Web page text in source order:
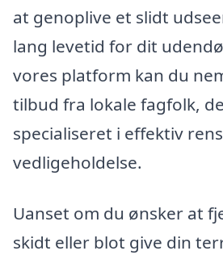
at genoplive et slidt
lang levetid for dit
vores platform kan du
tilbud fra lokale fagfolk,
specialiseret i effektiv
vedligeholdelse.
Uanset om du ønsker at
skidt eller blot give din